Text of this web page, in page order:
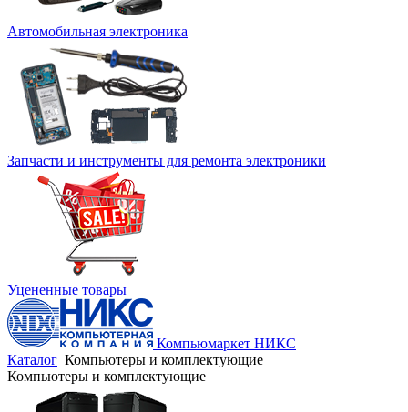
Автомобильная электроника
Запчасти и инструменты для ремонта электроники
Уцененные товары
Компьюмаркет НИКС
Каталог Компьютеры и комплектующие
Компьютеры и комплектующие